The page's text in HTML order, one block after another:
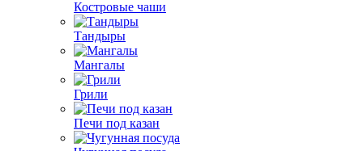
Костровые чаши
Тандыры
Мангалы
Грили
Печи под казан